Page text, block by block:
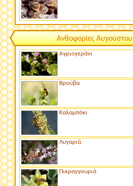
Ανθοφορίες Αυγούστου
Αγριογεράνι
Βρούβα
Καλαμπόκι
Λυγαριά
Πικραγγουριά